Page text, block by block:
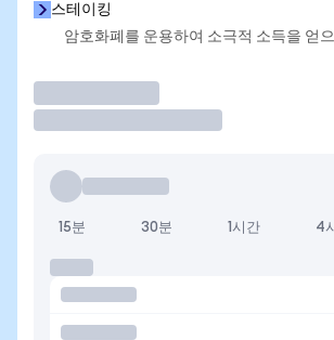
스테이킹
암호화폐를 운용하여 소극적 소득을 얻
15분 30분 1시간 4